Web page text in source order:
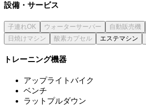
設備・サービス
エステマシン
トレーニング機器
アップライトバイク
ベンチ
ラットプルダウン